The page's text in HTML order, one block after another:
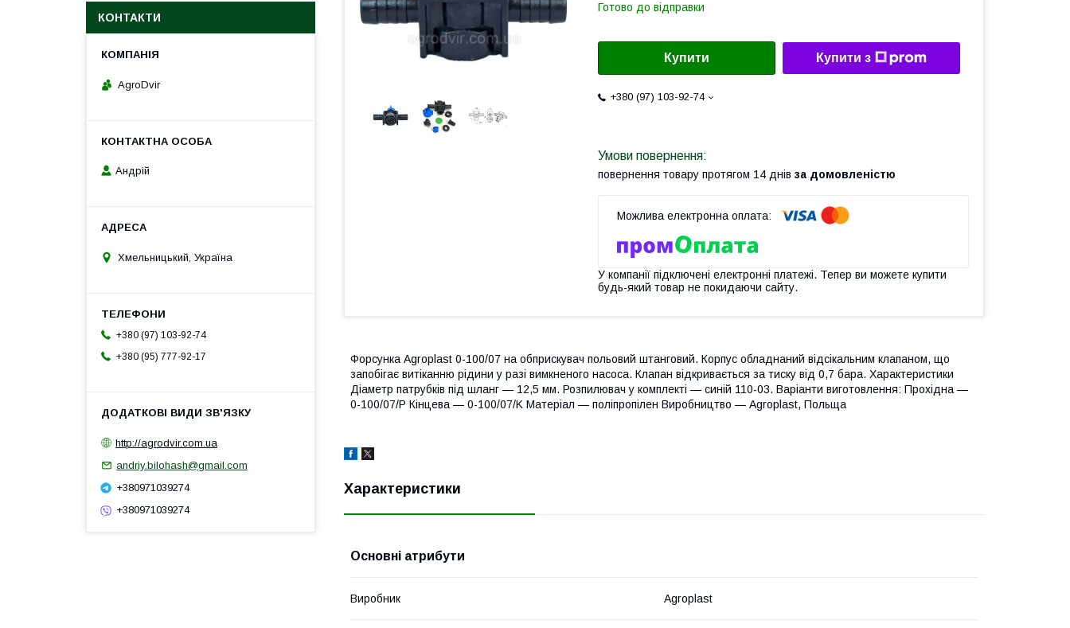
Готово до відправки
Купити Купити з
+380 (97) 103-92-74
повернення товару протягом 14 днів за домовленістю
У компанії підключені електронні платежі. Тепер ви можете купити
будь-який товар не покидаючи сайту.
Форсунка Agroplast 0-100/07 на обприскувач польовий штанговий. Корпус обладнаний відсікальним клапаном, що
запобігає витіканню рідини у разі вимкненого насоса. Клапан відкривається за тиску від 0,7 бара. Характеристики
Діаметр патрубків під шланг — 12,5 мм. Розпилювач у комплекті — синій 110-03. Варіанти виготовлення: Прохідна —
0-100/07/P Кінцева — 0-100/07/K Матеріал — поліпропілен Виробництво — Agroplast, Польща
Характеристики
Основні атрибути
Виробник Agroplast
КОНТАКТИ
AgroDvir
Андрій
Хмельницький, Україна
+380 (97) 103-92-74
+380 (95) 777-92-17
http://agrodvir.com.ua
andriy.bilohash@gmail.com
+380971039274
+380971039274